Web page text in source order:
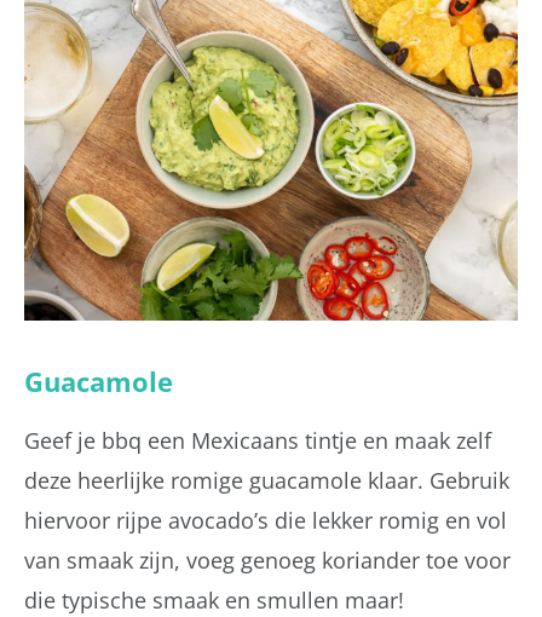
Guacamole
Geef je bbq een Mexicaans tintje en maak zelf
deze heerlijke romige guacamole klaar. Gebruik
hiervoor rijpe avocado’s die lekker romig en vol
van smaak zijn, voeg genoeg koriander toe voor
die typische smaak en smullen maar!